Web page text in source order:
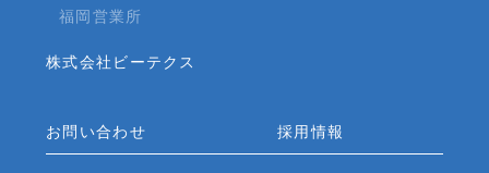
福岡営業所
株式会社ビーテクス
お問い合わせ 採用情報